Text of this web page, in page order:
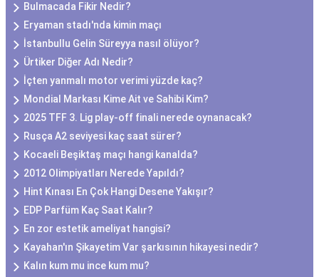
Bulmacada Fikir Nedir?
Eryaman stadı'nda kimin maçı
İstanbullu Gelin Süreyya nasıl ölüyor?
Ürtiker Diğer Adı Nedir?
İçten yanmalı motor verimi yüzde kaç?
Mondial Markası Kime Ait ve Sahibi Kim?
2025 TFF 3. Lig play-off finali nerede oynanacak?
Rusça A2 seviyesi kaç saat sürer?
Kocaeli Beşiktaş maçı hangi kanalda?
2012 Olimpiyatları Nerede Yapıldı?
Hint Kınası En Çok Hangi Desene Yakışır?
EDP Parfüm Kaç Saat Kalır?
En zor estetik ameliyat hangisi?
Kayahan'ın Şikayetim Var şarkısının hikayesi nedir?
Kalın kum mu ince kum mu?